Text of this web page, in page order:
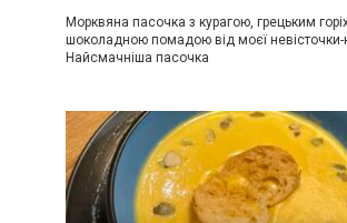
Морквяна пасочка з курагою, грецьким
шоколадною помадою від моєї невісточки-
Найсмачніша пасочка